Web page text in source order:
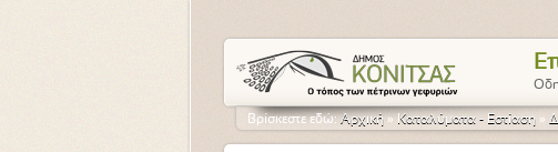
Βρίσκεστε εδώ:Αρχική » Καταλύματα - Εστίαση »